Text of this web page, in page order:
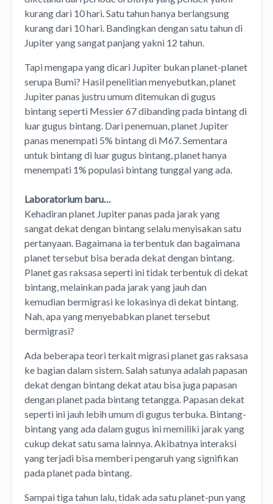
kurang dari 10 hari. Satu tahun hanya berlangsung
kurang dari 10 hari. Bandingkan dengan satu tahun di
Jupiter yang sangat panjang yakni 12 tahun.
Tapi mengapa yang dicari Jupiter bukan planet-planet
serupa Bumi? Hasil penelitian menyebutkan, planet
Jupiter panas justru umum ditemukan di gugus
bintang seperti Messier 67 dibanding pada bintang di
luar gugus bintang. Dari penemuan, planet Jupiter
panas menempati 5% bintang di M67. Sementara
untuk bintang di luar gugus bintang, planet hanya
menempati 1% populasi bintang tunggal yang ada.
Laboratorium baru…
Kehadiran planet Jupiter panas pada jarak yang
sangat dekat dengan bintang selalu menyisakan satu
pertanyaan. Bagaimana ia terbentuk dan bagaimana
planet tersebut bisa berada dekat dengan bintang.
Planet gas raksasa seperti ini tidak terbentuk di dekat
bintang, melainkan pada jarak yang jauh dan
kemudian bermigrasi ke lokasinya di dekat bintang.
Nah, apa yang menyebabkan planet tersebut
bermigrasi?
Ada beberapa teori terkait migrasi planet gas raksasa
ke bagian dalam sistem. Salah satunya adalah papasan
dekat dengan bintang dekat atau bisa juga papasan
dengan planet pada bintang tetangga. Papasan dekat
seperti ini jauh lebih umum di gugus terbuka. Bintang-
bintang yang ada dalam gugus ini memiliki jarak yang
cukup dekat satu sama lainnya. Akibatnya interaksi
yang terjadi bisa memberi pengaruh yang signifikan
pada planet pada bintang.
Sampai tiga tahun lalu, tidak ada satu planet-pun yang